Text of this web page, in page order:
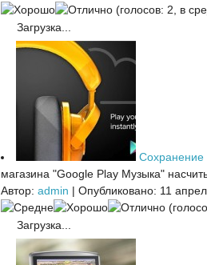
(голосов: 2, в
Загрузка...
Сохранение
магазина "Google Play Музыка"
Автор: admin | Опубликовано: 11
Загрузка...